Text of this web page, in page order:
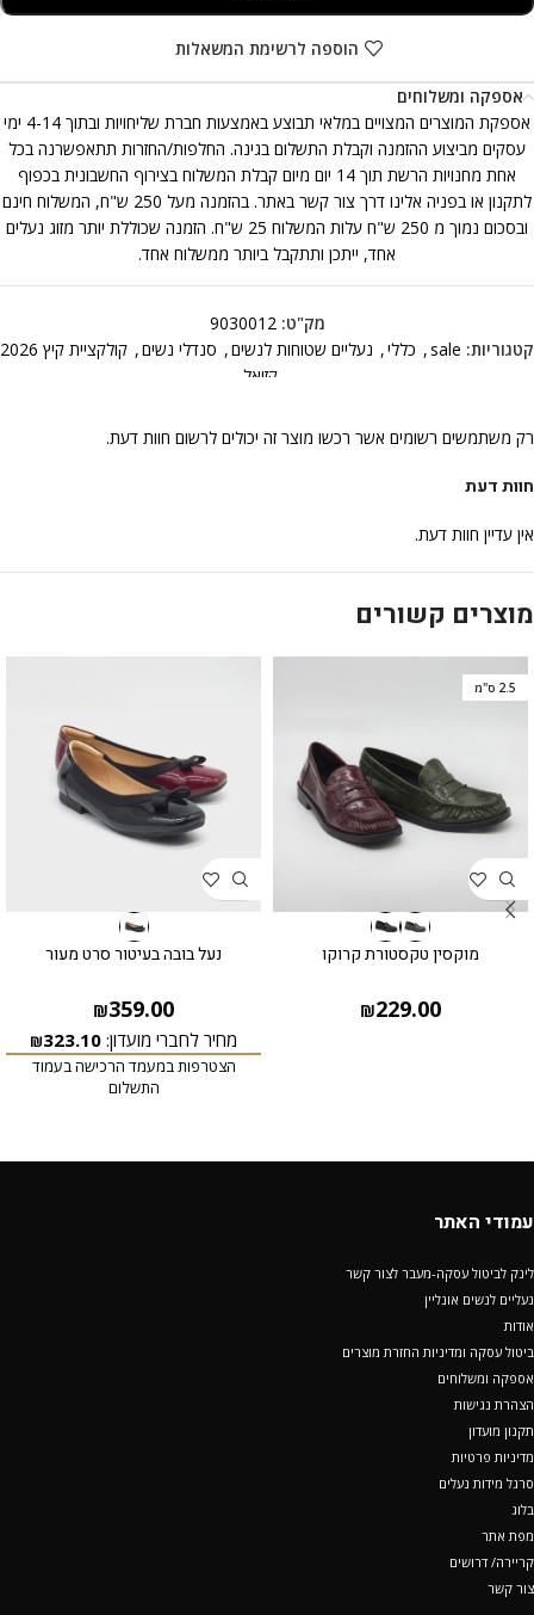
הוספה לרשימת המשאלות
אספקה ומשלוחים
אספקת המוצרים המצויים במלאי תבוצע באמצעות חברת שליחויות ובתוך 4-14 ימי
עסקים מביצוע ההזמנה וקבלת התשלום בגינה. החלפות/החזרות תתאפשרנה בכל
אחת מחנויות הרשת תוך 14 יום מיום קבלת המשלוח בצירוף החשבונית בכפוף
לתקנון או בפניה אלינו דרך צור קשר באתר. בהזמנה מעל 250 ש"ח, המשלוח חינם
ובסכום נמוך מ 250 ש"ח עלות המשלוח 25 ש"ח. הזמנה שכוללת יותר מזוג נעלים
אחד, ייתכן ותתקבל ביותר ממשלוח אחד.
מק"ט:9030012
קטגוריות: sale
, כללי, נעליים שטוחות לנשים, סנדלי נשים, קולקציית קיץ 2026
קזואל
חוות דעת
אין עדיין חוות דעת.
רק משתמשים רשומים אשר רכשו מוצר זה יכולים לרשום חוות דעת.
מוצרים קשורים
2.5 ס"מ
מוקסין טקסטורת קרוקו
₪229.00
נעל בובה בעיטור סרט מעור
₪359.00
מחיר לחברי מועדון: ₪323.10
הצטרפות במעמד הרכישה בעמוד
התשלום
עמודי האתר
לינק לביטול עסקה-מעבר לצור קשר
נעליים לנשים אונליין
אודות
ביטול עסקה ומדיניות החזרת מוצרים
אספקה ומשלוחים
הצהרת נגישות
תקנון מועדון
מדיניות פרטיות
סרגל מידות נעלים
בלוג
מפת אתר
קריירה/ דרושים
צור קשר